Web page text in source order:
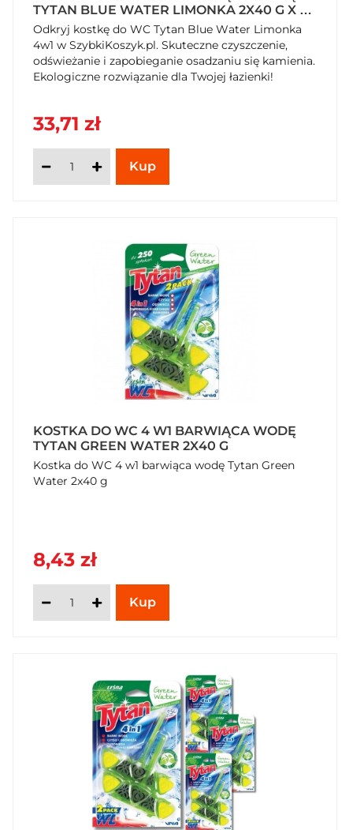
TYTAN BLUE WATER LIMONKA 2X40 G X 4
OPAKOWANIA
Odkryj kostkę do WC Tytan Blue Water Limonka
4w1 w SzybkiKoszyk.pl. Skuteczne czyszczenie,
odświeżanie i zapobieganie osadzaniu się kamienia.
Ekologiczne rozwiązanie dla Twojej łazienki!
33,71 zł
KOSTKA DO WC 4 W1 BARWIĄCA WODĘ
TYTAN GREEN WATER 2X40 G
Kostka do WC 4 w1 barwiąca wodę Tytan Green
Water 2x40 g
8,43 zł